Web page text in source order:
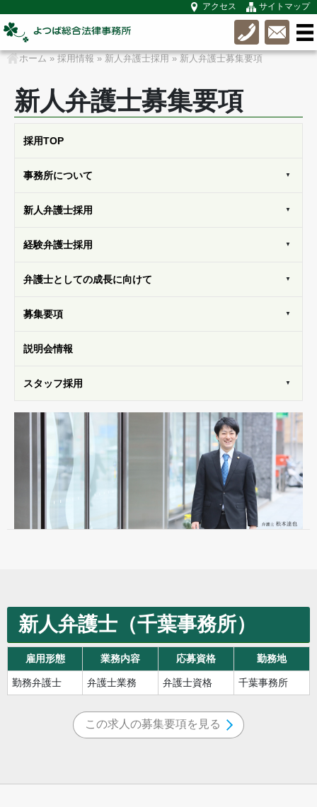
アクセス サイトマップ
ホーム » 採用情報 » 新人弁護士採用 » 新人弁護士募集要項
新人弁護士募集要項
採用TOP
事務所について
新人弁護士採用
経験弁護士採用
弁護士としての成長に向けて
募集要項
説明会情報
スタッフ採用
新人弁護士（千葉事務所）
雇用形態 業務内容 応募資格 勤務地
勤務弁護士 弁護士業務 弁護士資格 千葉事務所
この求人の募集要項を見る